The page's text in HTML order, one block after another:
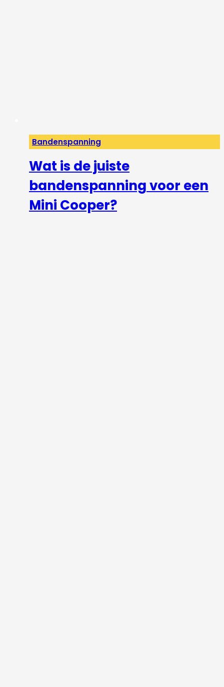
Bandenspanning
Wat is de juiste
bandenspanning voor een
Mini Cooper?